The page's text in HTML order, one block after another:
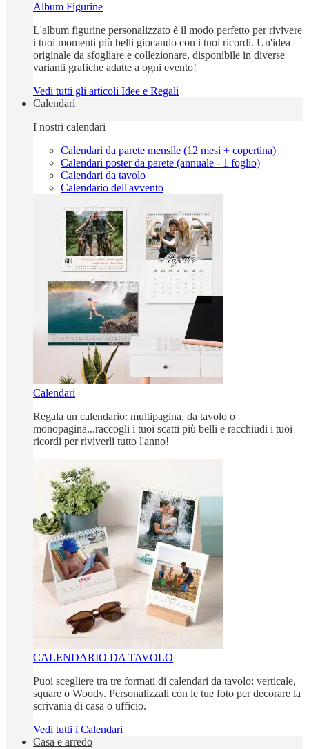
Album Figurine
L'album figurine personalizzato è il modo perfetto per rivivere
i tuoi momenti più belli giocando con i tuoi ricordi. Un'idea
originale da sfogliare e collezionare, disponibile in diverse
varianti grafiche adatte a ogni evento!
Vedi tutti gli articoli Idee e Regali
Calendari
I nostri calendari
Calendari da parete mensile (12 mesi + copertina)
Calendari poster da parete (annuale - 1 foglio)
Calendari da tavolo
Calendario dell'avvento
Calendari
Regala un calendario: multipagina, da tavolo o
monopagina...raccogli i tuoi scatti più belli e racchiudi i tuoi
ricordi per riviverli tutto l'anno!
CALENDARIO DA TAVOLO
Puoi scegliere tra tre formati di calendari da tavolo: verticale,
square o Woody. Personalizzali con le tue foto per decorare la
scrivania di casa o ufficio.
Vedi tutti i Calendari
Casa e arredo